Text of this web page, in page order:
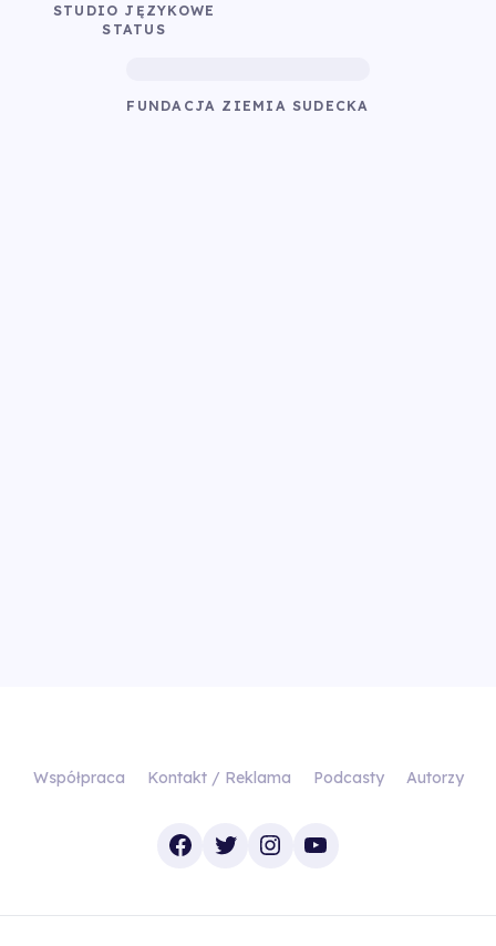
STUDIO JĘZYKOWE
STATUS
FUNDACJA ZIEMIA SUDECKA
Współpraca Kontakt / Reklama Podcasty Autorzy
Facebook
TwitterInstagram
YouTube